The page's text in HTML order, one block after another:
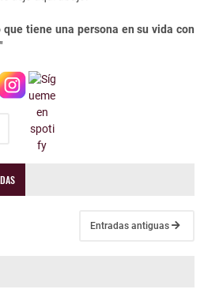
tiene una persona en su vida con
Entradas antiguas